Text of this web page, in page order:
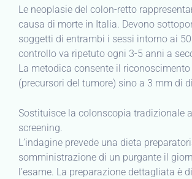
Le neoplasie del colon-retto
causa di morte in Italia. Devono
soggetti di entrambi i sessi intorno ai 50
controllo va ripetuto ogni 3-5 anni a
La metodica consente il riconoscimento
(precursori del tumore) sino a 3 mm di
Sostituisce la colonscopia tradizionale
screening.
L’indagine prevede una dieta
somministrazione di un purgante il
l’esame. La preparazione dettagliata è